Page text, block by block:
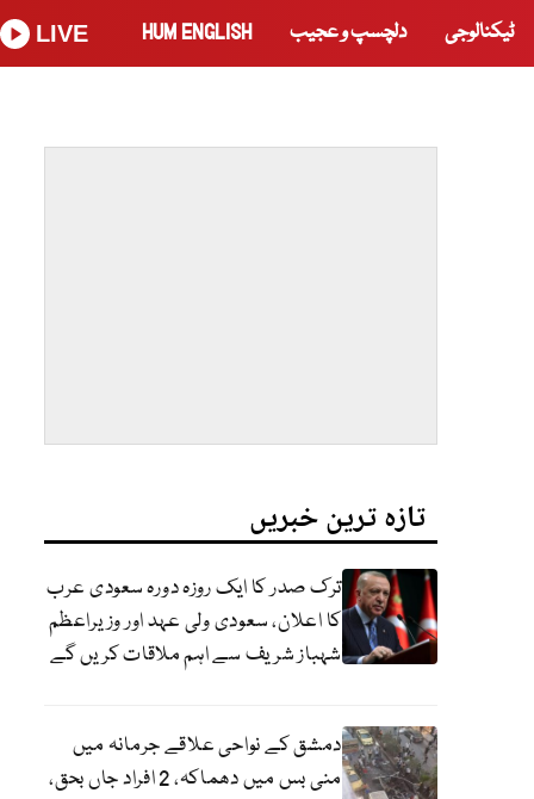
ٹیکنالوجی دلچسپ و عجیب HUM ENGLISH
LIVE
تازہ ترین خبریں
ترک صدر کا ایک روزہ دورہ سعودی عرب
کا اعلان، سعودی ولی عہد اور وزیراعظم
شہباز شریف سے اہم ملاقات کریں گے
دمشق کے نواحی علاقے جرمانہ میں
منی بس میں دھماکہ، 2 افراد جاں بحق،